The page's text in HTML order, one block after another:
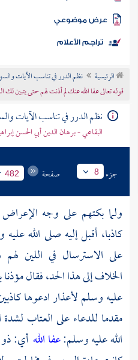
الكتب
موضوعي
تراجم الأعلام
الرئيسية نظم الدرر في تناسب الآيات
قوله تعالى عفا الله عنك لم أذنت لهم حتى يتبين
نظم الدرر في تناسب الآيات
البقاعي - برهان الدين أبي الحسن
جزء 8 صفحة 482
ولما بكتهم على وجه
كاذبا، أقبل إليه صلى الله
على الاسترسال في اللين
الخلاف إلى هذا الحد، فقال مؤذنا
عليه وسلم لأعذار ادعوها
مقدما للدعاء على العتاب
الله عليه وسلم:عفا الله أي: ذو